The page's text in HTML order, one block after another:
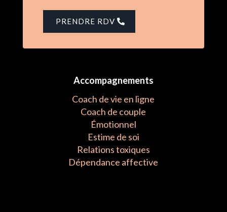
PRENDRE RDV
Accompagnements
Coach de vie en ligne
Coach de couple
Émotionnel
Estime de soi
Relations toxiques
Dépendance affective